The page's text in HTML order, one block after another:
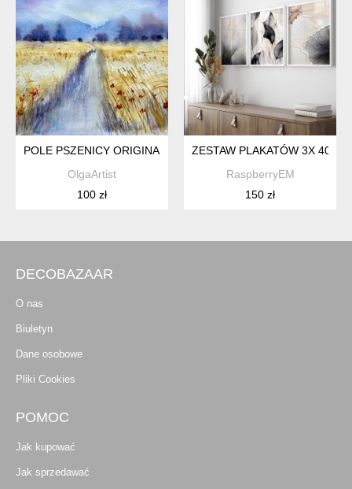
POLE PSZENICY ORIGINAL AKWARELA A4
OlgaArtist
100 zł
ZESTAW PLAKATÓW 3X
RaspberryEM
150 zł
DECOBAZAAR
O nas
Biuletyn
Dane osobowe
Pliki Cookies
POMOC
Jak kupować
Jak sprzedawać